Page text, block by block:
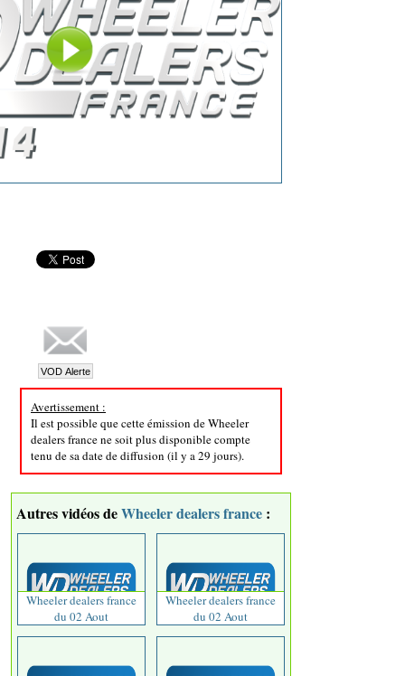
Avertissement :
Il est possible que cette émission de Wheeler
dealers france ne soit plus disponible compte
tenu de sa date de diffusion (il y a 29 jours).
Autres vidéos deWheeler dealers france :
Wheeler dealers france
du 02 Aout
Wheeler dealers france
du 02 Aout